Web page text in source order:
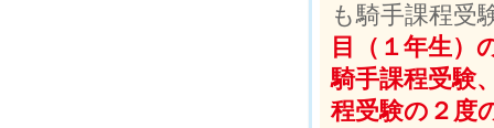
も騎手課程受
目（１年生）
騎手課程受験
程受験の２度